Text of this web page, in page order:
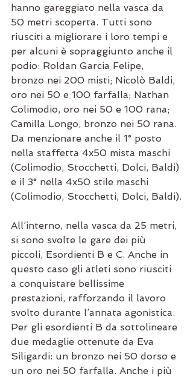
hanno gareggiato nella vasca da
50 metri scoperta. Tutti sono
riusciti a migliorare i loro tempi e
per alcuni è sopraggiunto anche il
podio: Roldan Garcia Felipe,
bronzo nei 200 misti; Nicolò Baldi,
oro nei 50 e 100 farfalla; Nathan
Colimodio, oro nei 50 e 100 rana;
Camilla Longo, bronzo nei 50 rana.
Da menzionare anche il 1° posto
nella staffetta 4x50 mista maschi
(Colimodio, Stocchetti, Dolci, Baldi)
e il 3° nella 4x50 stile maschi
(Colimodio, Stocchetti, Dolci, Baldi).
All’interno, nella vasca da 25 metri,
si sono svolte le gare dei più
piccoli, Esordienti B e C. Anche in
questo caso gli atleti sono riusciti
a conquistare bellissime
prestazioni, rafforzando il lavoro
svolto durante l’annata agonistica.
Per gli esordienti B da sottolineare
due medaglie ottenute da Eva
Siligardi: un bronzo nei 50 dorso e
un oro nei 50 farfalla. Anche i più